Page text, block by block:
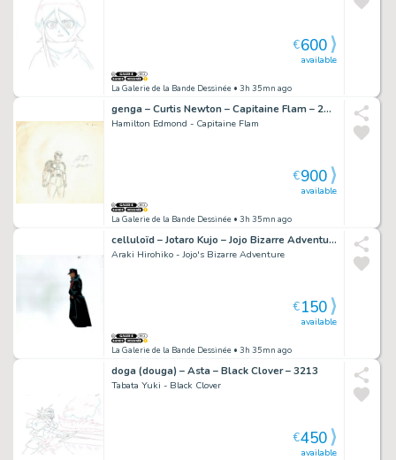
La Galerie de la Bande Dessinée • 3h 35mn ago
available
€600
genga – Curtis Newton – Capitaine Flam – 2020
Hamilton Edmond - Capitaine Flam
La Galerie de la Bande Dessinée • 3h 35mn ago
available
€900
celluloïd – Jotaro Kujo – Jojo Bizarre Adventure – 5149
Araki Hirohiko - Jojo's Bizarre Adventure
La Galerie de la Bande Dessinée • 3h 35mn ago
available
€150
doga (douga) – Asta – Black Clover – 3213
Tabata Yuki - Black Clover
available
€450